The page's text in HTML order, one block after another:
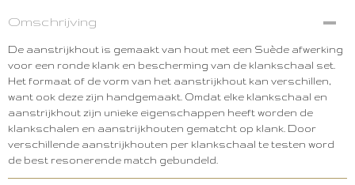
Omschrijving
De aanstrijkhout is gemaakt van hout met een Suède afwerking
voor een ronde klank en bescherming van de klankschaal set.
Het formaat of de vorm van het aanstrijkhout kan verschillen,
want ook deze zijn handgemaakt. Omdat elke klankschaal en
aanstrijkhout zijn unieke eigenschappen heeft worden de
klankschalen en aanstrijkhouten gematcht op klank. Door
verschillende aanstrijkhouten per klankschaal te testen word
de best resonerende match gebundeld.